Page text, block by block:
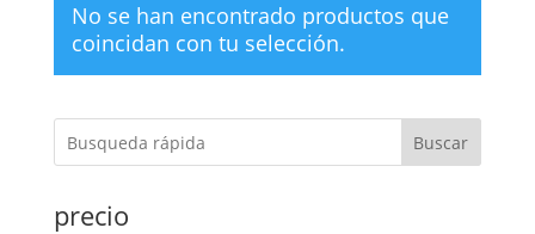
No se han encontrado productos que
coincidan con tu selección.
Buscar
precio